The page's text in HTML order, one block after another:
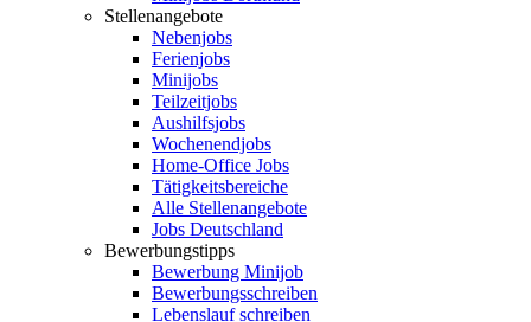
Stellenangebote
Nebenjobs
Ferienjobs
Minijobs
Teilzeitjobs
Aushilfsjobs
Wochenendjobs
Home-Office Jobs
Tätigkeitsbereiche
Alle Stellenangebote
Jobs Deutschland
Bewerbungstipps
Bewerbung Minijob
Bewerbungsschreiben
Lebenslauf schreiben